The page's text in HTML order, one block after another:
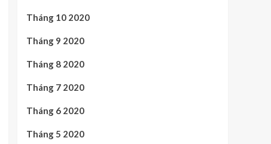
Tháng 10 2020
Tháng 9 2020
Tháng 8 2020
Tháng 7 2020
Tháng 6 2020
Tháng 5 2020